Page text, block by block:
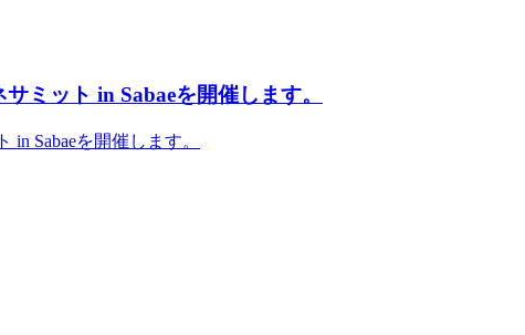
ミット in Sabaeを開催します。
Sabaeを開催します。